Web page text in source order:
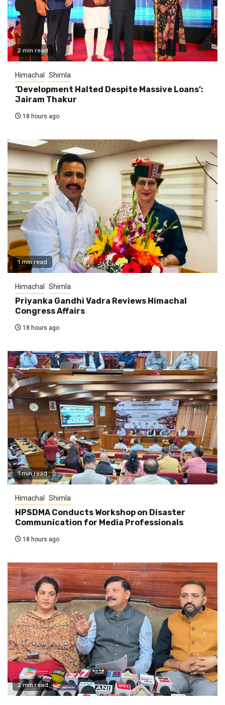
2 min read
Himachal Shimla
‘Development Halted Despite Massive Loans’:
Jairam Thakur
18 hours ago
1 min read
Himachal Shimla
Priyanka Gandhi Vadra Reviews Himachal
Congress Affairs
18 hours ago
1 min read
Himachal Shimla
HPSDMA Conducts Workshop on Disaster
Communication for Media Professionals
18 hours ago
2 min read